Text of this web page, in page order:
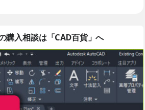
購入相談は「CAD百貨」へ